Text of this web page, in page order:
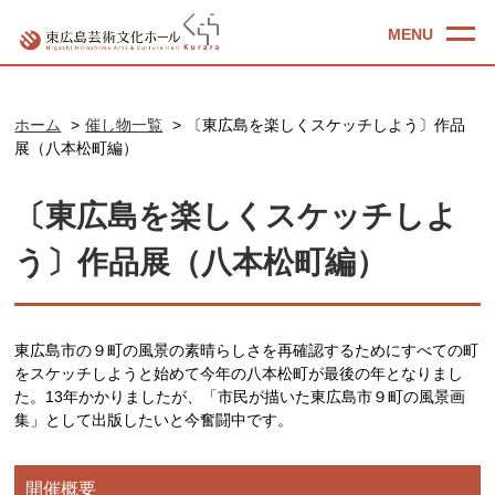
ホーム 催し物一覧
〔東広島を楽しくスケッチしよう〕作品
展（八本松町編）
〔東広島を楽しくスケッチしよ
う〕作品展（八本松町編）
東広島市の９町の風景の素晴らしさを再確認するためにすべての町
をスケッチしようと始めて今年の八本松町が最後の年となりまし
た。13年かかりましたが、「市民が描いた東広島市９町の風景画
集」として出版したいと今奮闘中です。
開催概要